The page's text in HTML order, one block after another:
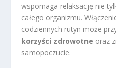
wspomaga relaksację nie
całego organizmu.
codziennych rutyn może
korzyści zdrowotne oraz
samopoczucie.